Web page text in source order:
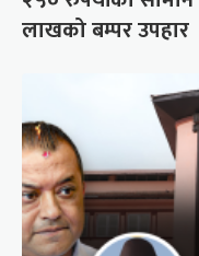
लाखको बम्पर उपहार